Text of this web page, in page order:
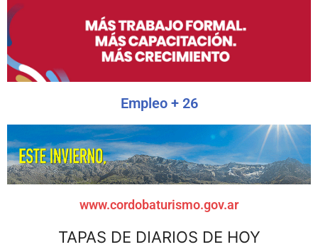
Empleo + 26
www.cordobaturismo.gov.ar
TAPAS DE DIARIOS DE HOY